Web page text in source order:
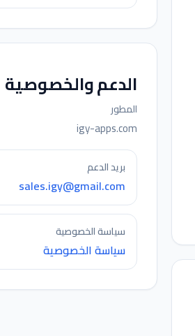
الدعم والخصوصية
المطور
igy-apps.com
بريد الدعم
sales.igy@gmail.com
سياسة الخصوصية
سياسة الخصوصية